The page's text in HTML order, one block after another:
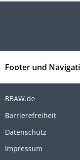
Footer und
BBAW.de
Barrierefreiheit
Datenschutz
Impressum